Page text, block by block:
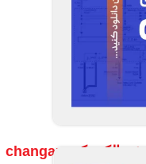
نقشه سیم کشی چانگان CS35 – نقشه الکتریکی changan